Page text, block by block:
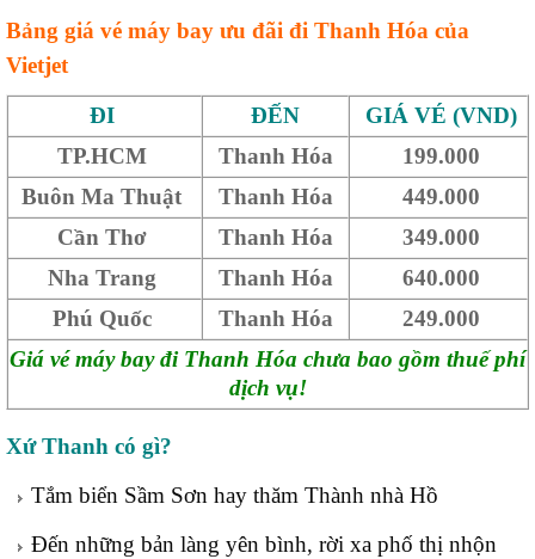
Bảng giá vé máy bay ưu đãi đi Thanh Hóa của
Vietjet
ĐI ĐẾN
GIÁ VÉ (VND)
TP.HCM
Thanh Hóa
199.000
Buôn Ma Thuật
Thanh Hóa
449.000
Cần Thơ
Thanh Hóa
349.000
Nha Trang
Thanh Hóa
640.000
Phú Quốc
Thanh Hóa
249.000
Giá vé máy bay đi Thanh Hóa chưa bao gồm thuế phí
dịch vụ!
Xứ Thanh có gì?
Tắm biển Sầm Sơn hay thăm Thành nhà Hồ
Đến những bản làng yên bình, rời xa phố thị nhộn